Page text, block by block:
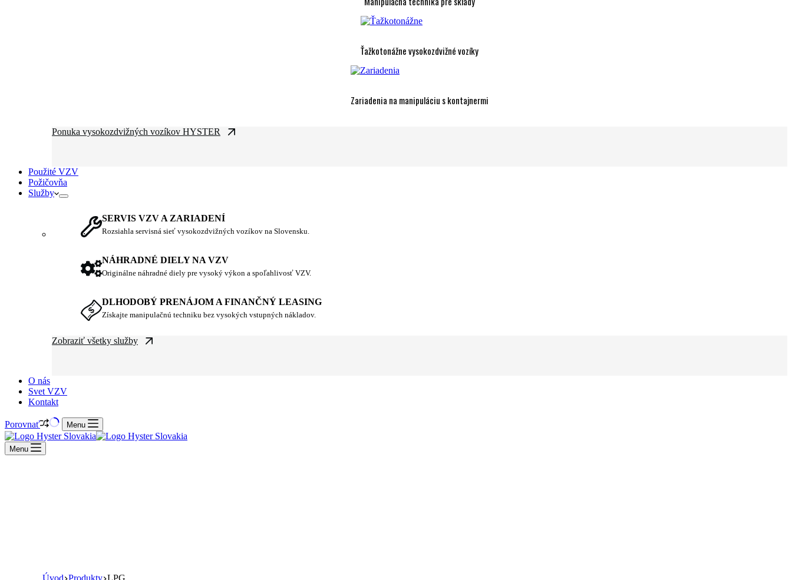
Ťažkotonážne vysokozdvižné vozíky
Zariadenia na manipuláciu s kontajnermi
Ponuka vysokozdvižných vozíkov HYSTER
Použité VZV
Požičovňa
Služby
SERVIS VZV A ZARIADENÍ
Rozsiahla servisná sieť vysokozdvižných vozíkov na Slovensku.
NÁHRADNÉ DIELY NA VZV
Originálne náhradné diely pre vysoký výkon a spoľahlivosť VZV.
DLHODOBÝ PRENÁJOM A FINANČNÝ LEASING
Získajte manipulačnú techniku bez vysokých vstupných nákladov.
Zobraziť všetky služby
O nás
Svet VZV
Kontakt
Porovnať Menu
Menu
Úvod Produkty LPG